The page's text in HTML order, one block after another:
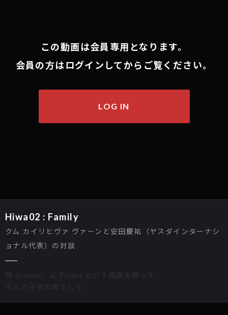
この動画は会員専用となります。
会員の方はログインしてからご覧ください。
LOG IN
Hiwa02 : Family
クム カイリヒヴァ ヴァーンと安田慶祐（ヤスダインターナシ
ョナル代表）の対談
母 Ipolani、父 Palani という両親を持って
４人の子供の母として